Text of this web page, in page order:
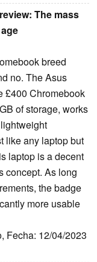
The mass
breed
no. The Asus
£400 Chromebook
of storage, works
like any laptop but
laptop is a decent
concept. As long
the badge
more usable
Fecha: 12/04/2023